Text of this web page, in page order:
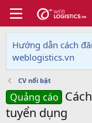
Hướng dẫn cách
weblogistics.vn
CV nổi bật
Quảng cáo
tuyển dụng